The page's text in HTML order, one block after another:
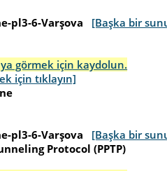
pl3-6-Varşova
[Başka bir
görmek için kaydolun.
için tıklayın]
pl3-6-Varşova
[Başka bir
Protocol (PPTP)